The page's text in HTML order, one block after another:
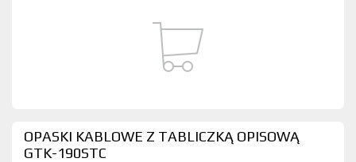
OPASKI KABLOWE Z TABLICZKĄ OPISOWĄ
GTK-190STC